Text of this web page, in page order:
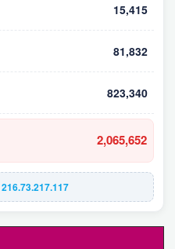
15,415
81,832
823,340
2,065,652
216.73.217.117